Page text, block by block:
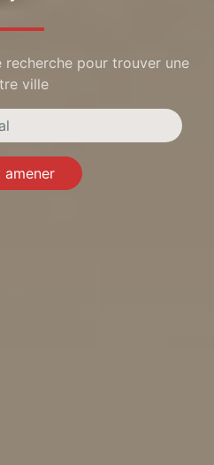
pour trouver une
ville
amener